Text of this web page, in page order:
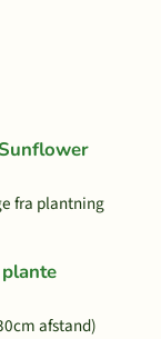
fra plantning
afstand)